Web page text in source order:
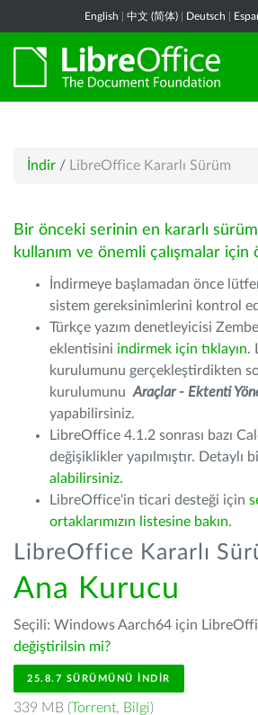
English 中文 (简体) Deutsch
İndir / LibreOffice Kararlı Sürüm
Bir önceki serinin en kararlı
kullanım ve önemli çalışmalar için
İndirmeye başlamadan önce
sistem gereksinimlerini kontrol
Türkçe yazım denetleyicisi
eklentisini indirmek için tıklayın.
kurulumunu gerçekleştirdikten
kurulumunu Araçlar - Ektenti
yapabilirsiniz.
LibreOffice 4.1.2 sonrası bazı
değişiklikler yapılmıştır. Detaylı
alabilirsiniz.
LibreOffice'in ticari desteği için
ortaklarımızın listesine bakın.
LibreOffice Kararlı
Ana Kurucu
Seçili: Windows Aarch64 için
değiştirilsin mi?
25.8.7 SÜRÜMÜNÜ İNDIR
339 MB (Torrent, Bilgi)